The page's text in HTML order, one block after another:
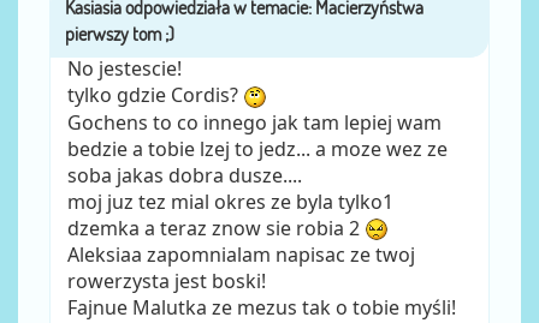
No jestescie!
tylko gdzie Cordis?
Gochens to co innego jak tam lepiej wam
bedzie a tobie lzej to jedz... a moze wez ze
soba jakas dobra dusze....
moj juz tez mial okres ze byla tylko1
dzemka a teraz znow sie robia 2
Aleksiaa zapomnialam napisac ze twoj
rowerzysta jest boski!
Fajnue Malutka ze mezus tak o tobie myśli!